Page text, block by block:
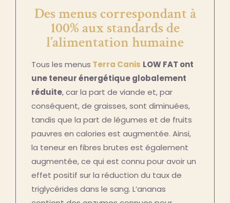
Des menus correspondant à
100% aux standards de
l’alimentation humaine
Tous les menus Terra Canis LOW FAT ont
une teneur énergétique globalement
réduite, car la part de viande et, par
conséquent, de graisses, sont diminuées,
tandis que la part de légumes et de fruits
pauvres en calories est augmentée. Ainsi,
la teneur en fibres brutes est également
augmentée, ce qui est connu pour avoir un
effet positif sur la réduction du taux de
triglycérides dans le sang. L’ananas